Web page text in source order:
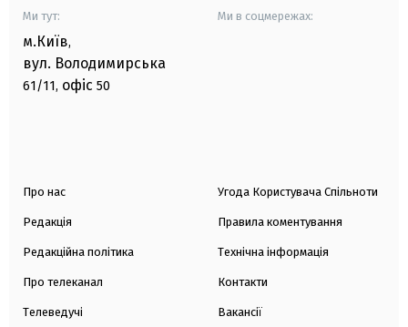
Ми тут:
м.Київ,
вул. Володимирська
61/11, офіс 50
Ми в соцмережах:
Про нас
Редакція
Редакційна політика
Про телеканал
Телеведучі
Угода Користувача Спільноти
Правила коментування
Технічна інформація
Контакти
Вакансії